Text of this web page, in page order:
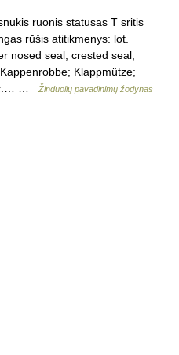
ruonis statusas T sritis
rūšis atitikmenys: lot.
nosed seal; crested seal;
Klappmütze;
…
Žinduolių pavadinimų žodynas